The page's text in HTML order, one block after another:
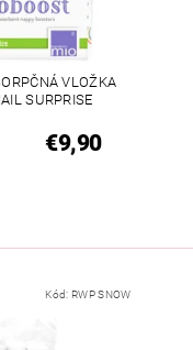
VLOŽKA
SURPRISE
€9,90
Kód: RWP SNOW